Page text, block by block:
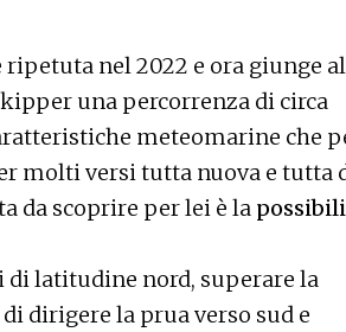
ripetuta nel 2022 e ora giunge
una percorrenza di circa
meteomarine che
molti versi tutta nuova e tutta
da scoprire per lei è la
di latitudine nord, superare la
dirigere la prua verso sud e